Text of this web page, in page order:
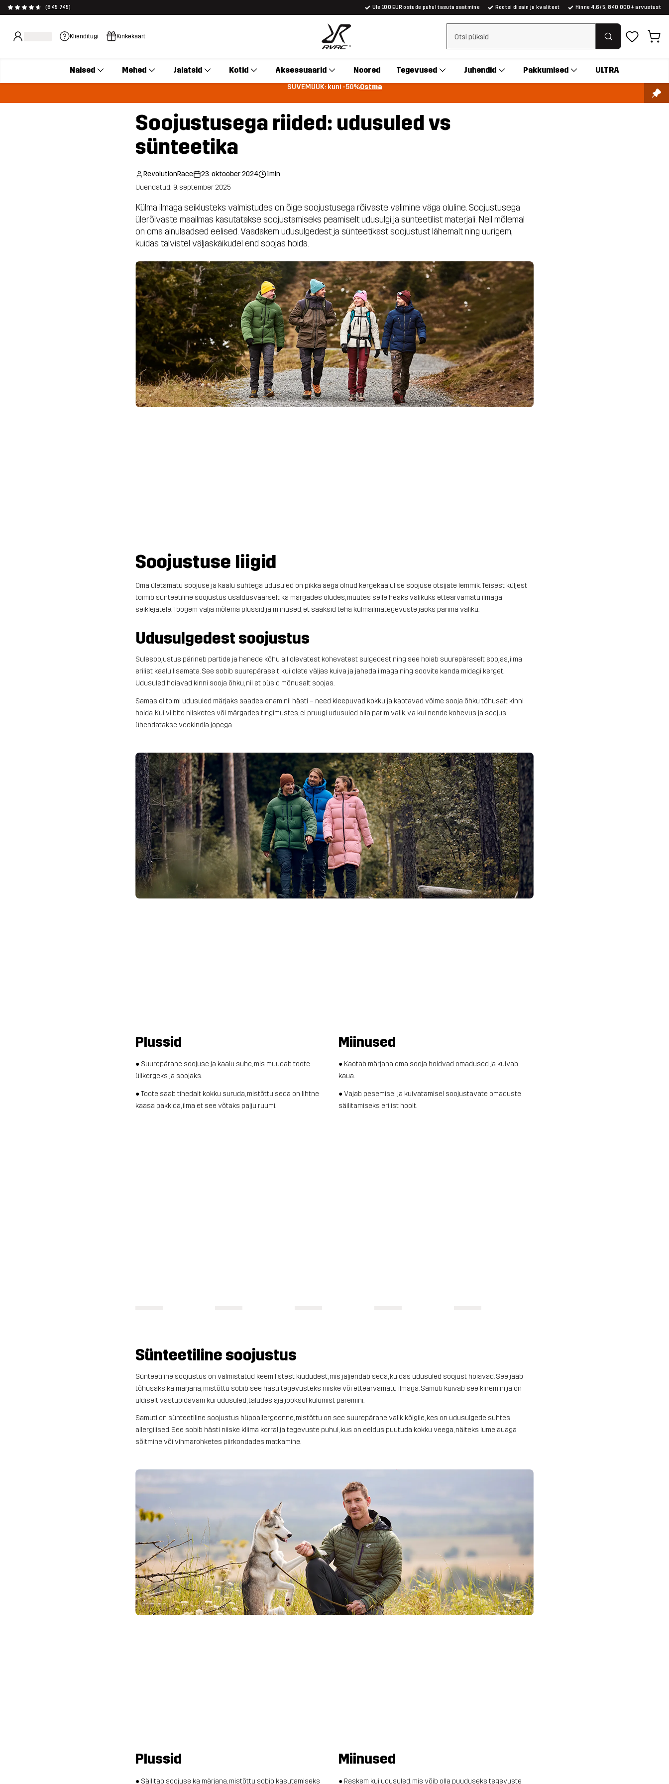
(845 745) Üle 100 EUR ostude puhul tasuta saatmine Rootsi disain ja kvaliteet Hinne 4.6/5, 840 000+ arvustust
Klienditugi Kinkekaart Tühjenda otsing
Naised Mehed Jalatsid Kotid Aksessuaarid Noored Tegevused Juhendid Pakkumised ULTRA
SUVEMÜÜK: kuni -50%Ostma
Soojustusega riided: udusuled vs
sünteetika
RevolutionRace 23. oktoober 2024
1min
Uuendatud: 9. september 2025
Külma ilmaga seiklusteks valmistudes on õige soojustusega rõivaste valimine väga oluline. Soojustusega
ülerõivaste maailmas kasutatakse soojustamiseks peamiselt udusulgi ja sünteetilist materjali. Neil mõlemal
on oma ainulaadsed eelised. Vaadakem udusulgedest ja sünteetikast soojustust lähemalt ning uurigem,
kuidas talvistel väljaskäikudel end soojas hoida.
Soojustuse liigid
Oma ületamatu soojuse ja kaalu suhtega udusuled on pikka aega olnud kergekaalulise soojuse otsijate lemmik. Teisest küljest
toimib sünteetiline soojustus usaldusväärselt ka märgades oludes, muutes selle heaks valikuks ettearvamatu ilmaga
seiklejatele. Toogem välja mõlema plussid ja miinused, et saaksid teha külmailmategevuste jaoks parima valiku.
Udusulgedest soojustus
Sulesoojustus pärineb partide ja hanede kõhu all olevatest kohevatest sulgedest ning see hoiab suurepäraselt soojas, ilma
erilist kaalu lisamata. See sobib suurepäraselt, kui olete väljas kuiva ja jaheda ilmaga ning soovite kanda midagi kerget.
Udusuled hoiavad kinni sooja õhku, nii et püsid mõnusalt soojas.
Samas ei toimi udusuled märjaks saades enam nii hästi – need kleepuvad kokku ja kaotavad võime sooja õhku tõhusalt kinni
hoida. Kui viibite niisketes või märgades tingimustes, ei pruugi udusuled olla parim valik, v.a kui nende kohevus ja soojus
ühendatakse veekindla jopega.
Plussid
● Suurepärane soojuse ja kaalu suhe, mis muudab toote
ülikergeks ja soojaks.
● Toote saab tihedalt kokku suruda, mistõttu seda on lihtne
kaasa pakkida, ilma et see võtaks palju ruumi.
Miinused
● Kaotab märjana oma sooja hoidvad omadused ja kuivab
kaua.
● Vajab pesemisel ja kuivatamisel soojustavate omaduste
säilitamiseks erilist hoolt.
Sünteetiline soojustus
Sünteetiline soojustus on valmistatud keemilistest kiududest, mis jäljendab seda, kuidas udusuled soojust hoiavad. See jääb
tõhusaks ka märjana, mistõttu sobib see hästi tegevusteks niiske või ettearvamatu ilmaga. Samuti kuivab see kiiremini ja on
üldiselt vastupidavam kui udusuled, taludes aja jooksul kulumist paremini.
Samuti on sünteetiline soojustus hüpoallergeenne, mistõttu on see suurepärane valik kõigile, kes on udusulgede suhtes
allergilised. See sobib hästi niiske kliima korral ja tegevuste puhul, kus on eeldus puutuda kokku veega, näiteks lumelauaga
sõitmine või vihmarohketes piirkondades matkamine.
Plussid
● Säilitab soojuse ka märjana, mistõttu sobib kasutamiseks
Miinused
● Raskem kui udusuled, mis võib olla puuduseks tegevuste